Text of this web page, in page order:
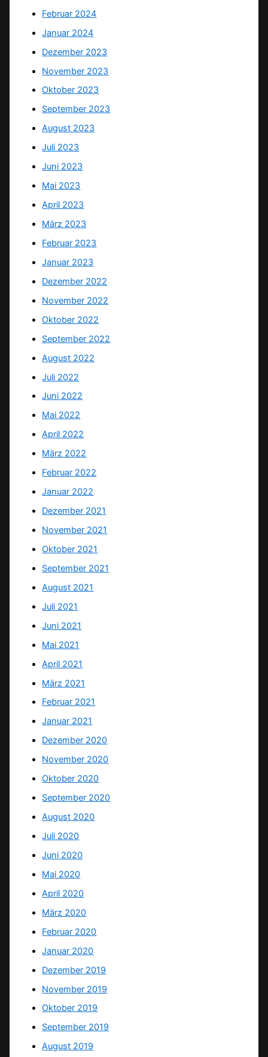
Februar 2024
Januar 2024
Dezember 2023
November 2023
Oktober 2023
September 2023
August 2023
Juli 2023
Juni 2023
Mai 2023
April 2023
März 2023
Februar 2023
Januar 2023
Dezember 2022
November 2022
Oktober 2022
September 2022
August 2022
Juli 2022
Juni 2022
Mai 2022
April 2022
März 2022
Februar 2022
Januar 2022
Dezember 2021
November 2021
Oktober 2021
September 2021
August 2021
Juli 2021
Juni 2021
Mai 2021
April 2021
März 2021
Februar 2021
Januar 2021
Dezember 2020
November 2020
Oktober 2020
September 2020
August 2020
Juli 2020
Juni 2020
Mai 2020
April 2020
März 2020
Februar 2020
Januar 2020
Dezember 2019
November 2019
Oktober 2019
September 2019
August 2019